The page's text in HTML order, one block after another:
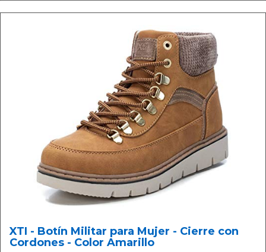
XTI - Botín Militar para Mujer - Cierre con
Cordones - Color Amarillo